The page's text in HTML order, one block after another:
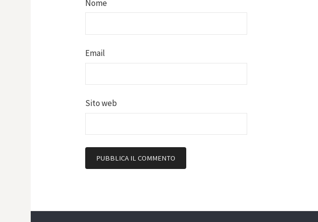
Nome
Email
Sito web